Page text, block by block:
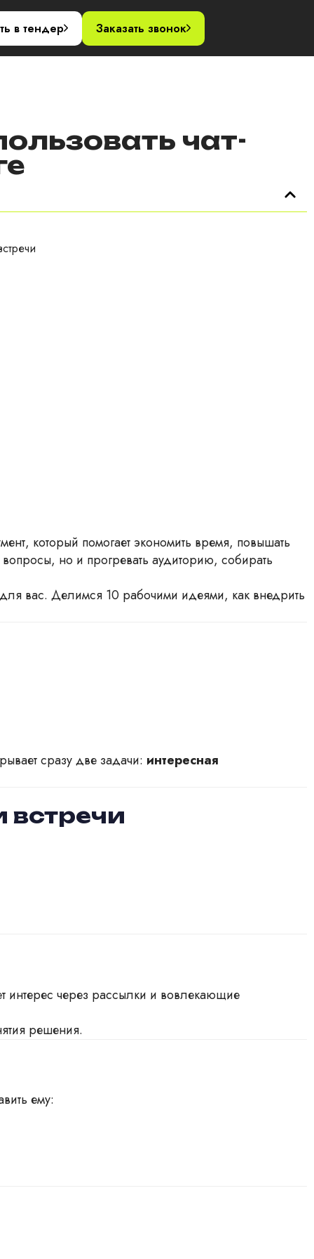
в тендер Заказать звонок
чат-
который помогает экономить время, повышать
но и прогревать аудиторию, собирать
вас. Делимся 10 рабочими идеями, как внедрить
сразу две задачи: интересная
встречи
интерес через рассылки и вовлекающие
решения.
ему: